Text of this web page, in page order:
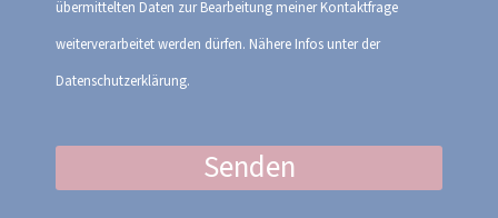
übermittelten Daten zur Bearbeitung meiner Kontaktfrage
weiterverarbeitet werden dürfen. Nähere Infos unter der
Datenschutzerklärung.
Senden